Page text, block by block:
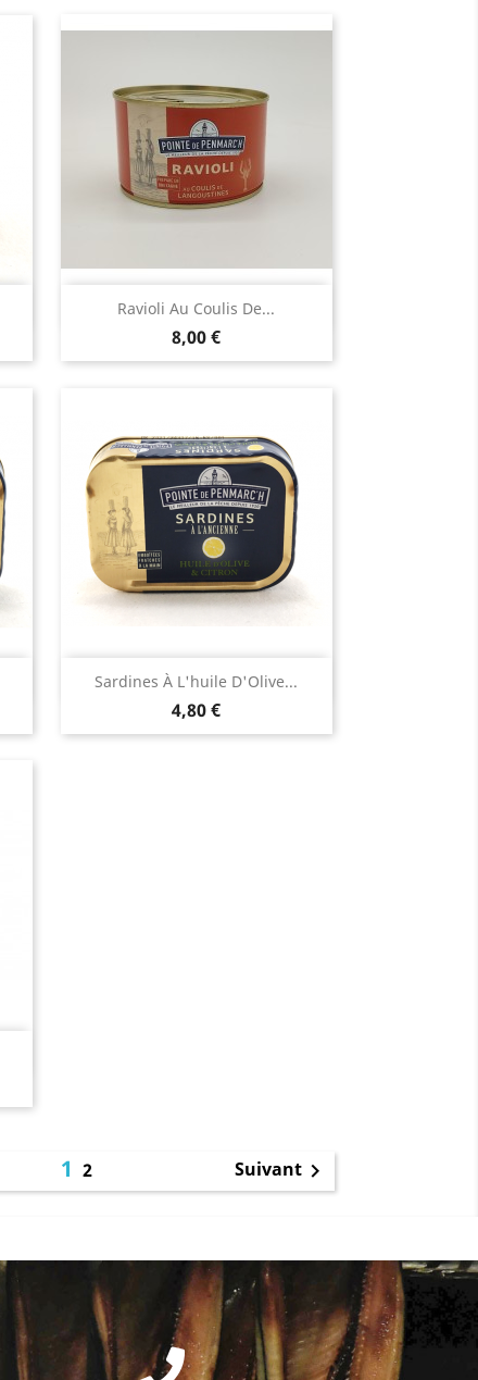
Ravioli Au Coulis De...
Prix
8,00 €
Aperçu rapide
Sardines À L'huile D'Olive...
Prix
4,80 €
Aperçu rapide
12 Suivant